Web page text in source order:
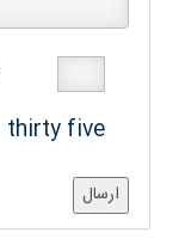
thirty five
ارسال